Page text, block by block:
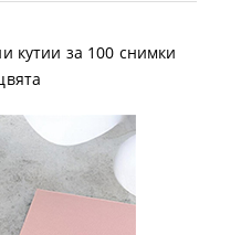
кутии за 100 снимки